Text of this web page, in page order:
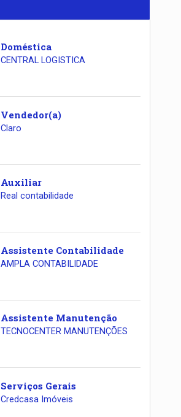
Doméstica
CENTRAL LOGISTICA
Vendedor(a)
Claro
Auxiliar
Real contabilidade
Assistente Contabilidade
AMPLA CONTABILIDADE
Assistente Manutenção
TECNOCENTER MANUTENÇÕES
Serviços Gerais
Credcasa Imóveis